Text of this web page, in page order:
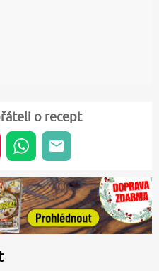
o recept